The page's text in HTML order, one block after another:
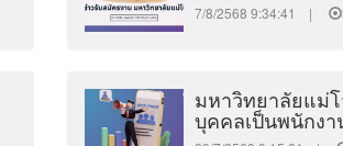
7/8/2568 9:34:41 |
มหาวิทยาลัยแม่
บุคคลเป็นพนักง